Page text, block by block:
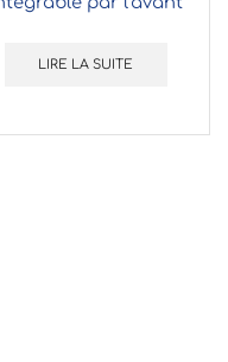
LIRE LA SUITE